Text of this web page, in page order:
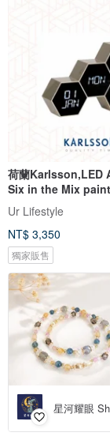
荷蘭Karlsson,LED
Six in the Mix
Ur Lifestyle
NT$ 3,350
獨家販售
星河耀眼